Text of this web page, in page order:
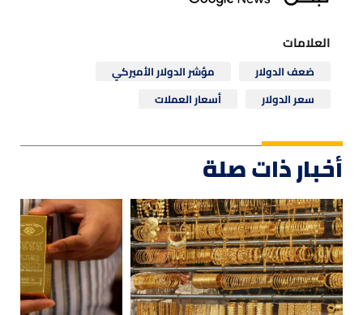
العلامات
ضعف الدولار
مؤشر الدولار الأميركي
سعر الدولار
أسعار العملات
أخبار ذات صلة